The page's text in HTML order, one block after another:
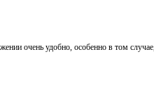
очень удобно, особенно в том